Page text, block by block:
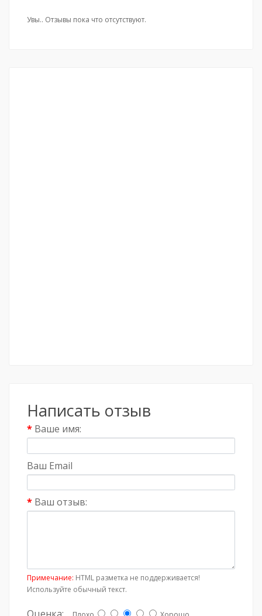
Увы.. Отзывы пока что отсутствуют.
Написать отзыв
Ваше имя:
Ваш Email
Ваш отзыв:
Примечание: HTML разметка не поддерживается!
Используйте обычный текст.
Оценка: